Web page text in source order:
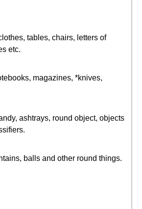
tables, chairs, letters of
etc.
magazines, *knives,
ashtrays, round object, objects
balls and other round things.